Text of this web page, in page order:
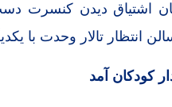
اشتیاق دیدن کنسرت
انتظار تالار وحدت با
کودکان آمد